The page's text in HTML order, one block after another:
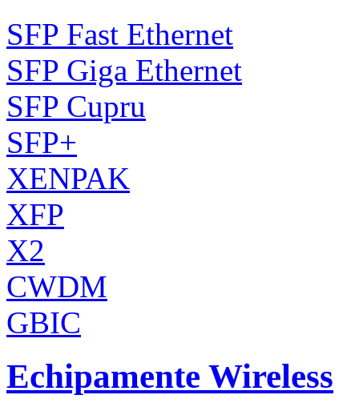
SFP Fast Ethernet
SFP Giga Ethernet
SFP Cupru
SFP+
XENPAK
XFP
X2
CWDM
GBIC
Echipamente Wireless